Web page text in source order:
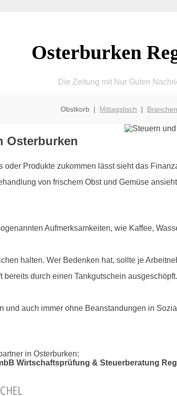
Osterburken
Die Zeitung mit Nur Guten
Obstkorb | Mittagstisch |
Osterburken
Produkte zukommen lässt sieht das
von frischem Obst und Gemüse
Aufmerksamkeiten, wie Kaffee,
halten. Wer Bedenken hat, sollte je
bereits durch einen Tankgutschein ausgeschöpft.
und auch immer ohne Beanstandungen in
in Osterburken:
Wirtschaftsprüfung & Steuerberatung